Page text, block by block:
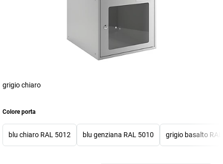
grigio chiaro
Colore porta
blu chiaro RAL 5012 blu genziana RAL 5010 grigio basalto